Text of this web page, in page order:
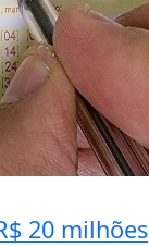
20 milhões